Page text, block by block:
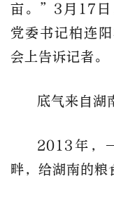
亩。”3月17日
党委书记柏连
会上告诉记者。
底气来自湖
2013年，
畔，给湖南的粮